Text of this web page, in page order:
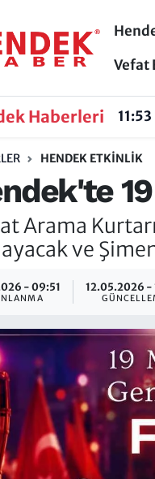
Vefat
Haberleri 11:53
HENDEK ETKINLIK
19
Arama
ve
- 09:51 12.05.2026 -
Eczaneler
Durumu ve Fikstür